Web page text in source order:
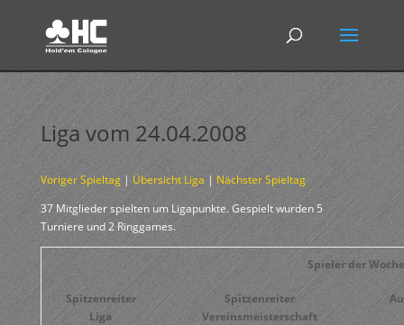
Liga vom 24.04.2008
Voriger Spieltag| Übersicht Liga | Nächster Spieltag
37 Mitglieder spielten um Ligapunkte. Gespielt wurden 5
Turniere und 2 Ringgames.
Spieler der Woche
Spitzenreiter
Liga
Spitzenreiter
Vereinsmeisterschaft